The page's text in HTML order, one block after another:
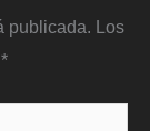
publicada. Los
*